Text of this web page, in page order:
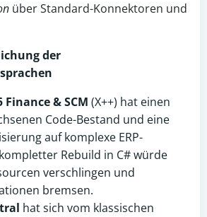
über Standard-Konnektoren und
der
Finance & SCM (X++) hat einen
Code-Bestand und eine
auf komplexe ERP-
Rebuild in C# würde
verschlingen und
bremsen.
hat sich vom klassischen